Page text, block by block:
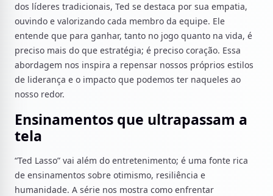
dos líderes tradicionais, Ted se destaca por sua empatia,
ouvindo e valorizando cada membro da equipe. Ele
entende que para ganhar, tanto no jogo quanto na vida, é
preciso mais do que estratégia; é preciso coração. Essa
abordagem nos inspira a repensar nossos próprios estilos
de liderança e o impacto que podemos ter naqueles ao
nosso redor.
Ensinamentos que ultrapassam a
tela
“Ted Lasso” vai além do entretenimento; é uma fonte rica
de ensinamentos sobre otimismo, resiliência e
humanidade. A série nos mostra como enfrentar